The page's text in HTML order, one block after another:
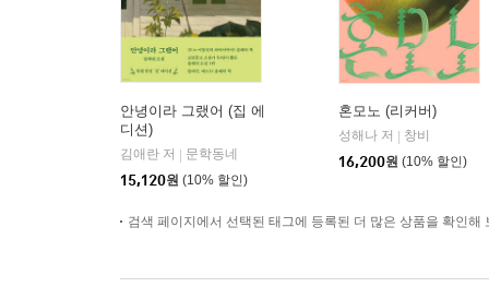
안녕이라 그랬어 (집 에
디션)
김애란 저
문학동네
15,120원 (10% 할인)
혼모노 (리커버)
성해나 저
창비
16,200원 (10% 할인)
검색 페이지에서 선택된 태그에 등록된 더 많은 상품을 확인해